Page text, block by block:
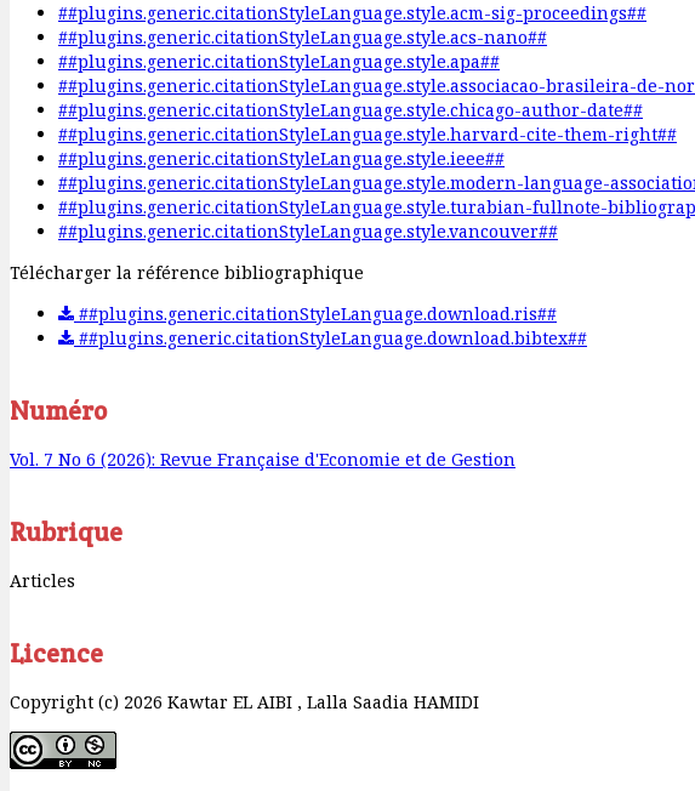
##plugins.generic.citationStyleLanguage.style.acm-sig-proceedings##
##plugins.generic.citationStyleLanguage.style.acs-nano##
##plugins.generic.citationStyleLanguage.style.apa##
##plugins.generic.citationStyleLanguage.style.associacao-brasileira-de-
##plugins.generic.citationStyleLanguage.style.chicago-author-date##
##plugins.generic.citationStyleLanguage.style.harvard-cite-them-right##
##plugins.generic.citationStyleLanguage.style.ieee##
##plugins.generic.citationStyleLanguage.style.modern-language-
##plugins.generic.citationStyleLanguage.style.turabian-fullnote-
##plugins.generic.citationStyleLanguage.style.vancouver##
Télécharger la référence bibliographique
##plugins.generic.citationStyleLanguage.download.ris##
##plugins.generic.citationStyleLanguage.download.bibtex##
Numéro
Vol. 7 No 6 (2026): Revue Française d'Economie et de Gestion
Rubrique
Articles
Licence
Copyright (c) 2026 Kawtar EL AIBI , Lalla Saadia HAMIDI